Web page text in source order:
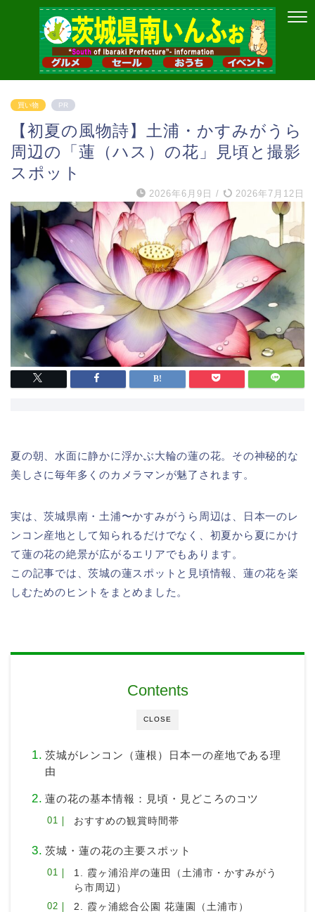
買い物 PR
【初夏の風物詩】土浦・かすみがうら
周辺の「蓮（ハス）の花」見頃と撮影
スポット
2026年6月9日 / 2026年7月12日
夏の朝、水面に静かに浮かぶ大輪の蓮の花。その神秘的な
美しさに毎年多くのカメラマンが魅了されます。
実は、茨城県南・土浦〜かすみがうら周辺は、日本一のレ
ンコン産地として知られるだけでなく、初夏から夏にかけ
て蓮の花の絶景が広がるエリアでもあります。
この記事では、茨城の蓮スポットと見頃情報、蓮の花を楽
しむためのヒントをまとめました。
CLOSE
Contents
茨城がレンコン（蓮根）日本一の産地である理
由
蓮の花の基本情報：見頃・見どころのコツ
おすすめの観賞時間帯
茨城・蓮の花の主要スポット
1. 霞ヶ浦沿岸の蓮田（土浦市・かすみがう
ら市周辺）
2. 霞ヶ浦総合公園 花蓮園（土浦市）